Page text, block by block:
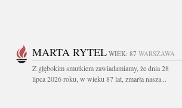
MARTA RYTEL WIEK: 87 WARSZAWA
Z głębokim smutkiem zawiadamiamy, że dnia 28
lipca 2026 roku, w wieku 87 lat, zmarła nasza...